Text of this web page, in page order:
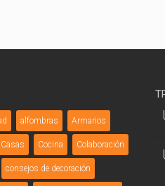
alfombras Armarios
Casas Cocina Colaboración
consejos de decoración